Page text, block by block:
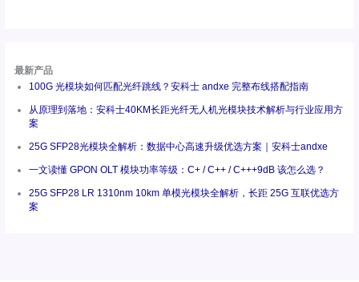
最新产品
100G 光模块如何匹配光纤跳线？安科士 andxe 完整布线搭配指南
从原理到落地：安科士40KM长距光纤无人机光模块技术解析与行业应用方
案
25G SFP28光模块全解析：数据中心高速升级优选方案｜安科士andxe
一文读懂 GPON OLT 模块功率等级：C+ / C++ / C+++9dB 该怎么选？
25G SFP28 LR 1310nm 10km 单模光模块全解析，长距 25G 互联优选方
案